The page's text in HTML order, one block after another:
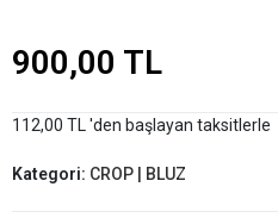
900,00 TL
112,00 TL 'den başlayan taksitlerle
Kategori: CROP | BLUZ